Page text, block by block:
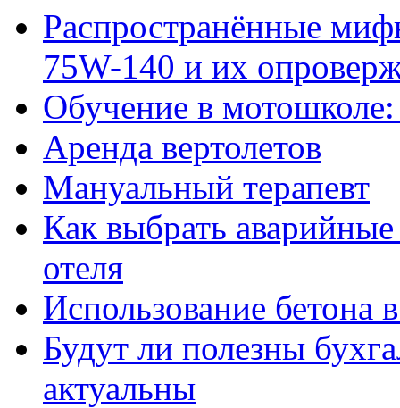
Распространённые
75W-140 и их
Обучение в
Аренда вертолетов
Мануальный терапевт
Как выбрать
отеля
Использование бетона
Будут ли полезны
актуальны